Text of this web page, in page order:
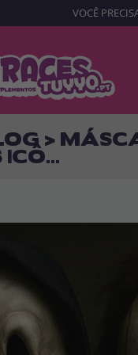
VOCÊ
>